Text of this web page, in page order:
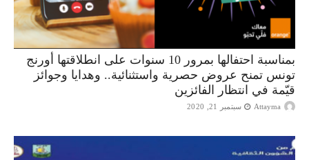
بمناسبة احتفالها بمرور 10 سنوات على انطلاقتها أورنج
تونس تمنح عروض حصرية واستثنائية.. وهدايا وجوائز
قيّمة في انتظار الفائزين
Attayma سبتمبر 21, 2020